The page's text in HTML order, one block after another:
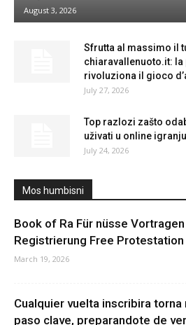
August 3, 2026
Sfrutta al massimo il
chiaravallenuoto.it:
rivoluziona il gioco
July 27, 2026
Top razlozi zašto
uživati u online igranju
July 24, 2026
Mos humbisni
Book of Ra Für nüsse
Registrierung Free
March 19, 2026
Cualquier vuelta inscribira
paso clave, preparandote de